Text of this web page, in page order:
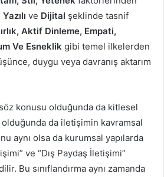
ve Dijital şeklinde tasnif
Aktif Dinleme, Empati,
Ve Esneklik gibi temel ilkelerden
duygu veya davranış aktarım
konusu olduğunda da kitlesel
da iletişimin kavramsal
aynı olsa da kurumsal yapılarda
ve “Dış Paydaş İletişimi”
Bu sınıflandırma aynı zamanda